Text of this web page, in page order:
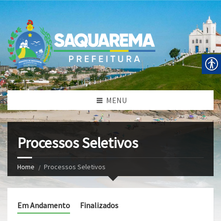
MENU
Processos Seletivos
Home Processos Seletivos
Em Andamento Finalizados